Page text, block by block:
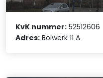
KvK nummer: 52512606
Adres: Bolwerk 11 A